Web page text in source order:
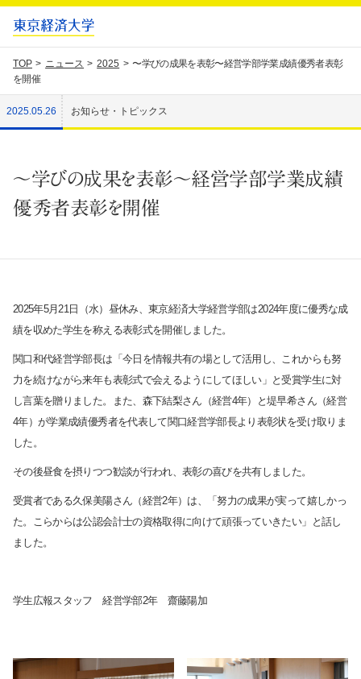
TOP ニュース 2025
〜学びの成果を表彰〜経営学部学業成績優秀者表彰
を開催
2025.05.26 お知らせ・トピックス
〜学びの成果を表彰〜経営学部学業成績
優秀者表彰を開催
2025年5月21日（水）昼休み、東京経済大学経営学部は2024年度に優秀な成
績を収めた学生を称える表彰式を開催しました。
関口和代経営学部長は「今日を情報共有の場として活用し、これからも努
力を続けながら来年も表彰式で会えるようにしてほしい」と受賞学生に対
し言葉を贈りました。また、森下結梨さん（経営4年）と堤早希さん（経営
4年）が学業成績優秀者を代表して関口経営学部長より表彰状を受け取りま
した。
その後昼食を摂りつつ歓談が行われ、表彰の喜びを共有しました。
受賞者である久保美陽さん（経営2年）は、「努力の成果が実って嬉しかっ
た。こらからは公認会計士の資格取得に向けて頑張っていきたい」と話し
ました。
学生広報スタッフ 経営学部2年 齋藤陽加